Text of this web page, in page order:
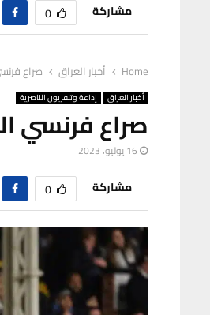
مشاركة 0
Home أخبار العراق صراع
أخبار العراق إذاعة وتلفزيون الناصرية
صراع فرنسي
16 يوليو، 2023
مشاركة 0